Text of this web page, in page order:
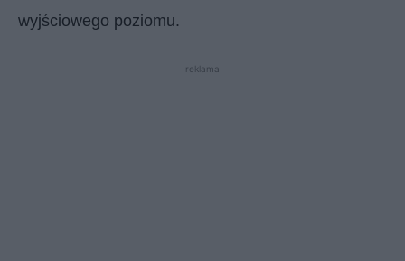
wyjściowego poziomu.
reklama